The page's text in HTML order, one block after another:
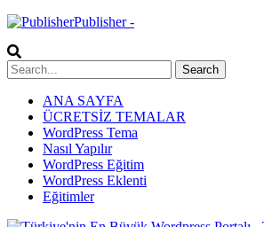
Publisher -
ANA SAYFA
ÜCRETSİZ TEMALAR
WordPress Tema
Nasıl Yapılır
WordPress Eğitim
WordPress Eklenti
Eğitimler